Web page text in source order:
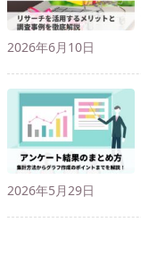
2026年6月10日
2026年5月29日